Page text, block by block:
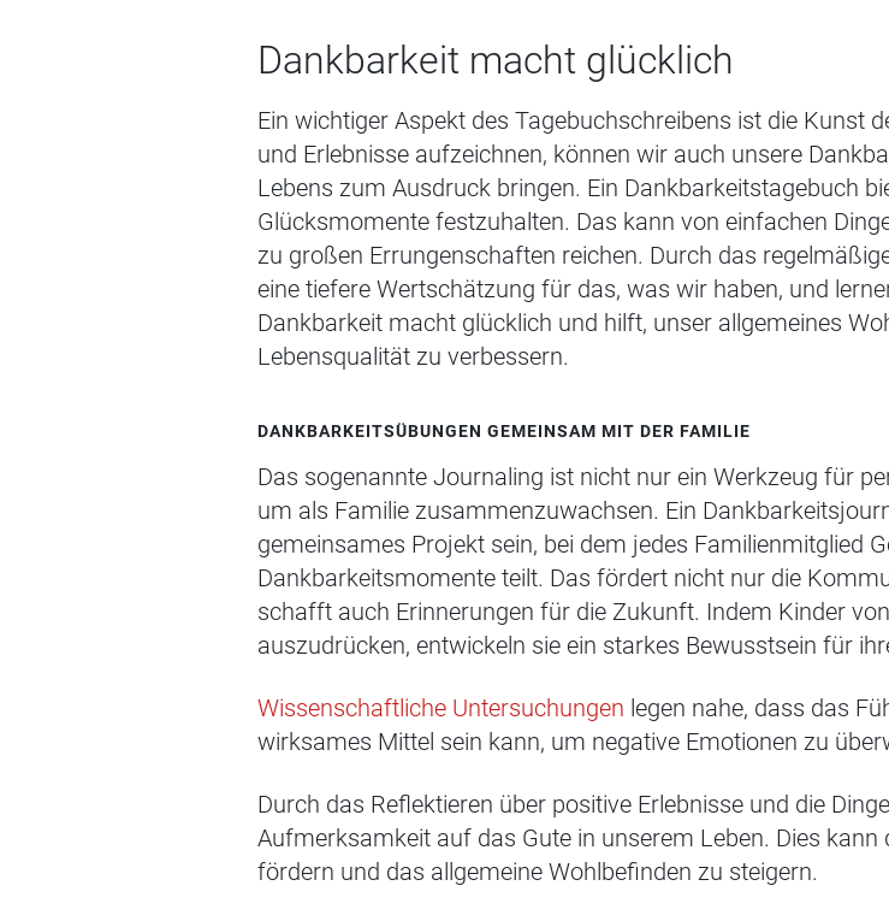
Dankbarkeit macht glücklich
Ein wichtiger Aspekt des Tagebuchschreibens ist die Kunst
und Erlebnisse aufzeichnen, können wir auch unsere
Lebens zum Ausdruck bringen. Ein Dankbarkeitstagebuch
Glücksmomente festzuhalten. Das kann von einfachen
zu großen Errungenschaften reichen. Durch das
eine tiefere Wertschätzung für das, was wir haben, und
Dankbarkeit macht glücklich und hilft, unser allgemeines
Lebensqualität zu verbessern.
DANKBARKEITSÜBUNGEN GEMEINSAM MIT DER FAMILIE
Das sogenannte Journaling ist nicht nur ein Werkzeug für
um als Familie zusammenzuwachsen. Ein
gemeinsames Projekt sein, bei dem jedes Familienmitglied
Dankbarkeitsmomente teilt. Das fördert nicht nur die
schafft auch Erinnerungen für die Zukunft. Indem Kinder
auszudrücken, entwickeln sie ein starkes Bewusstsein für
Wissenschaftliche Untersuchungen legen nahe, dass das
wirksames Mittel sein kann, um negative Emotionen zu
Durch das Reflektieren über positive Erlebnisse und die
Aufmerksamkeit auf das Gute in unserem Leben. Dies kann
fördern und das allgemeine Wohlbefinden zu steigern.